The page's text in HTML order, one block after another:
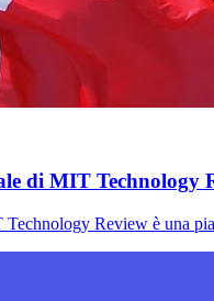
di MIT Technology
Review è una